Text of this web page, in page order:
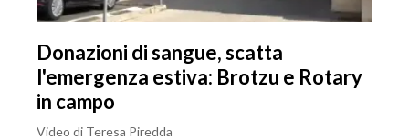
Donazioni di sangue, scatta
l'emergenza estiva: Brotzu e Rotary
in campo
Video di Teresa Piredda